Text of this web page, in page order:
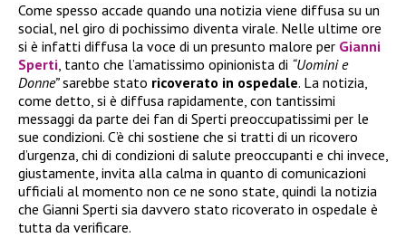
Come spesso accade quando una notizia viene diffusa su un
social, nel giro di pochissimo diventa virale. Nelle ultime ore
si è infatti diffusa la voce di un presunto malore per Gianni
Sperti, tanto che l’amatissimo opinionista di “Uomini e
Donne”sarebbe stato ricoverato in ospedale. La notizia,
come detto, si è diffusa rapidamente, con tantissimi
messaggi da parte dei fan di Sperti preoccupatissimi per le
sue condizioni. C’è chi sostiene che si tratti di un ricovero
d’urgenza, chi di condizioni di salute preoccupanti e chi invece,
giustamente, invita alla calma in quanto di comunicazioni
ufficiali al momento non ce ne sono state, quindi la notizia
che Gianni Sperti sia davvero stato ricoverato in ospedale è
tutta da verificare.